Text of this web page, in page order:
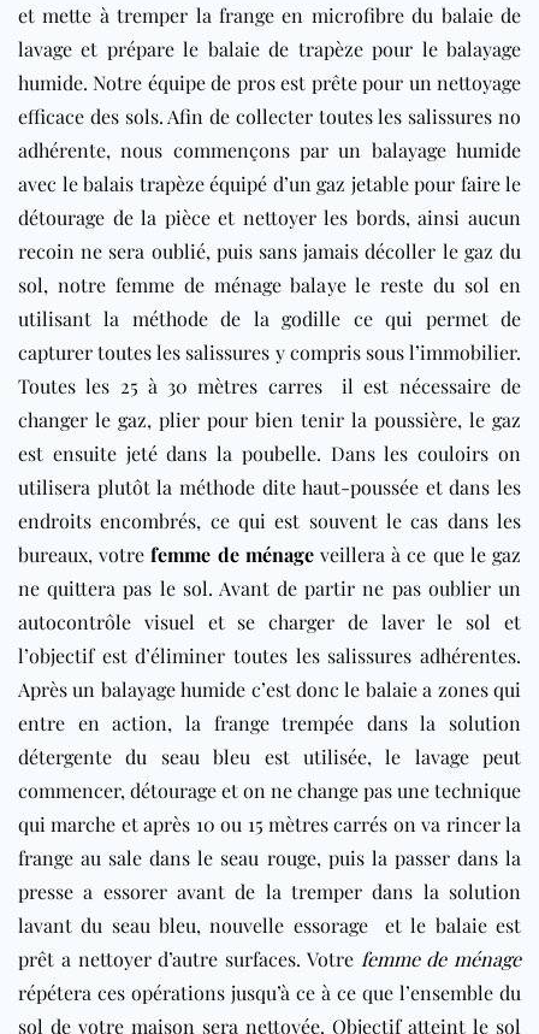
et mette à tremper la frange en microfibre du balaie de
lavage et prépare le balaie de trapèze pour le balayage
humide. Notre équipe de pros est prête pour un nettoyage
efficace des sols. Afin de collecter toutes les salissures no
adhérente, nous commençons par un balayage humide
avec le balais trapèze équipé d’un gaz jetable pour faire le
détourage de la pièce et nettoyer les bords, ainsi aucun
recoin ne sera oublié, puis sans jamais décoller le gaz du
sol, notre femme de ménage balaye le reste du sol en
utilisant la méthode de la godille ce qui permet de
capturer toutes les salissures y compris sous l’immobilier.
Toutes les 25 à 30 mètres carres il est nécessaire de
changer le gaz, plier pour bien tenir la poussière, le gaz
est ensuite jeté dans la poubelle. Dans les couloirs on
utilisera plutôt la méthode dite haut-poussée et dans les
endroits encombrés, ce qui est souvent le cas dans les
bureaux, votrefemme de ménageveillera à ce que le gaz
ne quittera pas le sol. Avant de partir ne pas oublier un
autocontrôle visuel et se charger de laver le sol et
l’objectif est d’éliminer toutes les salissures adhérentes.
Après un balayage humide c’est donc le balaie a zones qui
entre en action, la frange trempée dans la solution
détergente du seau bleu est utilisée, le lavage peut
commencer, détourage et on ne change pas une technique
qui marche et après 10 ou 15 mètres carrés on va rincer la
frange au sale dans le seau rouge, puis la passer dans la
presse a essorer avant de la tremper dans la solution
lavant du seau bleu, nouvelle essorage et le balaie est
prêt a nettoyer d’autre surfaces. Votre femme de ménage
répétera ces opérations jusqu’à ce à ce que l’ensemble du
sol de votre maison sera nettoyée. Objectif atteint le sol